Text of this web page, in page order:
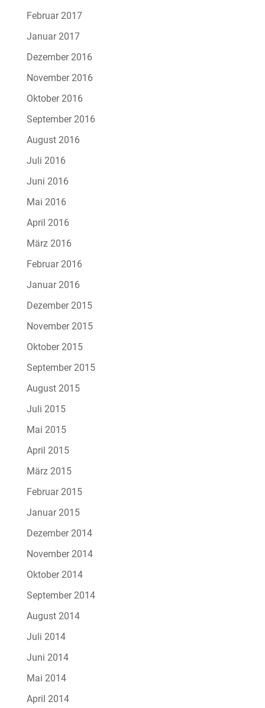
Februar 2017
Januar 2017
Dezember 2016
November 2016
Oktober 2016
September 2016
August 2016
Juli 2016
Juni 2016
Mai 2016
April 2016
März 2016
Februar 2016
Januar 2016
Dezember 2015
November 2015
Oktober 2015
September 2015
August 2015
Juli 2015
Mai 2015
April 2015
März 2015
Februar 2015
Januar 2015
Dezember 2014
November 2014
Oktober 2014
September 2014
August 2014
Juli 2014
Juni 2014
Mai 2014
April 2014